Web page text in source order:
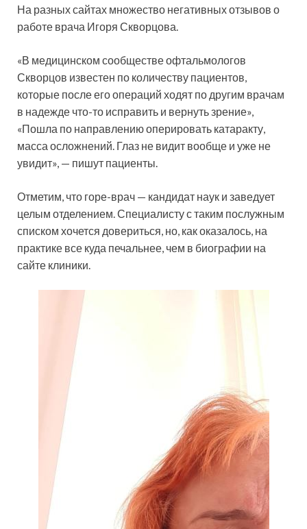
На разных сайтах множество негативных отзывов о
работе врача Игоря Скворцова.
«В медицинском сообществе офтальмологов
Скворцов известен по количеству пациентов,
которые после его операций ходят по другим врачам
в надежде что-то исправить и вернуть зрение»,
«Пошла по направлению оперировать катаракту,
масса осложнений. Глаз не видит вообще и уже не
увидит», — пишут пациенты.
Отметим, что горе-врач — кандидат наук и заведует
целым отделением. Специалисту с таким послужным
списком хочется довериться, но, как оказалось, на
практике все куда печальнее, чем в биографии на
сайте клиники.